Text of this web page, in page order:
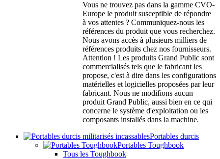
Vous ne trouvez pas dans la gamme CVO-
Europe le produit susceptible de répondre
à vos attentes ? Communiquez-nous les
références du produit que vous recherchez.
Nous avons accès à plusieurs milliers de
références produits chez nos fournisseurs.
Attention ! Les produits Grand Public sont
commercialisés tels que le fabricant les
propose, c'est à dire dans les configurations
matérielles et logicielles proposées par leur
fabricant. Nous ne modifions aucun
produit Grand Public, aussi bien en ce qui
concerne le système d'exploitation ou les
composants installés dans la machine.
Portables durcis
Portables Toughbook
Tous les Toughbook